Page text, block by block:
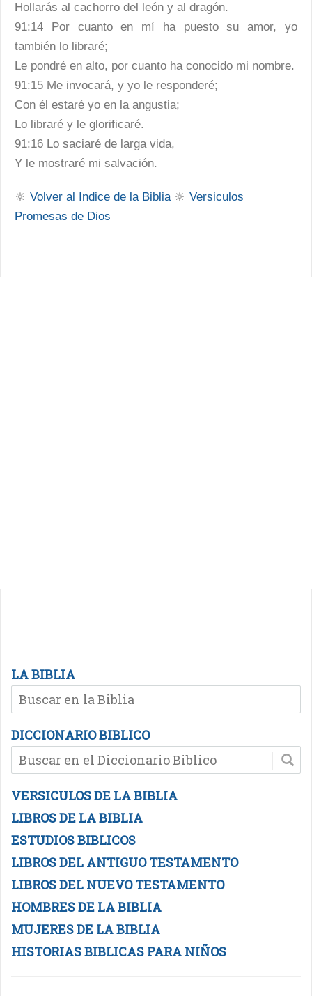
Hollarás al cachorro del león y al dragón.
91:14 Por cuanto en mí ha puesto su amor, yo
también lo libraré;
Le pondré en alto, por cuanto ha conocido mi nombre.
91:15 Me invocará, y yo le responderé;
Con él estaré yo en la angustia;
Lo libraré y le glorificaré.
91:16 Lo saciaré de larga vida,
Y le mostraré mi salvación.
🔆 Volver al Indice de la Biblia🔆 Versiculos
Promesas de Dios
LA BIBLIA
DICCIONARIO BIBLICO
VERSICULOS DE LA BIBLIA
LIBROS DE LA BIBLIA
ESTUDIOS BIBLICOS
LIBROS DEL ANTIGUO TESTAMENTO
LIBROS DEL NUEVO TESTAMENTO
HOMBRES DE LA BIBLIA
MUJERES DE LA BIBLIA
HISTORIAS BIBLICAS PARA NIÑOS